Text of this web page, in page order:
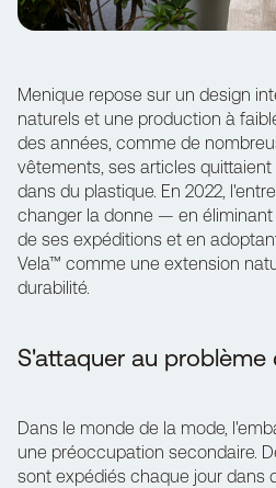
Menique repose sur un design
naturels et une production à
des années, comme de
vêtements, ses articles
dans du plastique. En 2022,
changer la donne — en
de ses expéditions et en
Vela™ comme une extension
durabilité.
S'attaquer au problème
Dans le monde de la mode,
une préoccupation secondaire.
sont expédiés chaque jour dans